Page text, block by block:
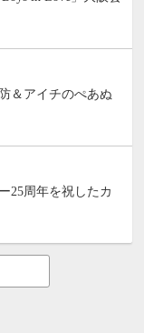
＆アイチのぺあぬ
25周年を祝したカ